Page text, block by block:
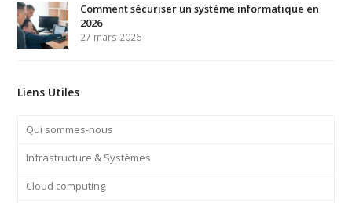
Comment sécuriser un système informatique en
2026
27 mars 2026
Liens Utiles
Qui sommes-nous
Infrastructure & Systèmes
Cloud computing